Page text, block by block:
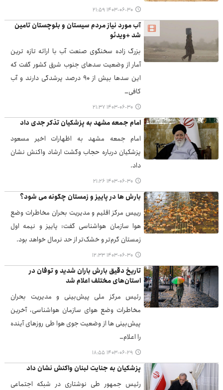
۱۴۰۳-۰۶-۳۰ ۲۱:۵۹
آب مورد نیاز مردم سیستان و بلوچستان تامین
شد +ویدئو
بزرگ زاده سخنگوی صنعت آب با ارائه تازه ترین
آمار از وضعیت سدهای جنوب شرق کشور گفت که
این سدها بیش از ۹۰ درصد پرشدگی دارند و آب
کافی…
۱۴۰۳-۰۶-۳۰ ۲۱:۳۷
امام جمعه مشهد به پزشکیان تذکر جدی داد
امام جمعه مشهد به اظهارات اخیر مسعود
پزشکیان درباره حجاب وگشت ارشاد واکنش نشان
داد.
۱۴۰۳-۰۶-۳۰ ۲۱:۲۶
بارش ها در پاییز و زمستان چگونه می شود؟
رییس مرکز اقلیم و مدیریت بحران مخاطرات وضع
هوا سازمان هواشناسی گفت: پاییز و نیمه اول
زمستان گرم‌تر و خشک‌تر از حد نرمال خواهد بود.
۱۴۰۳-۰۶-۳۰ ۱۲:۳۳
تاریخ دقیق بارش باران شدید و توفان در
استان‌های مختلف اعلام شد
رئیس مرکز ملی پیش‌بینی و مدیریت بحران
مخاطرات وضع هوای سازمان هواشناسی، آخرین
پیش‌بینی ها از وضعیت جوی هوا طی روزهای آینده
را اعلام…
۱۴۰۳-۰۶-۲۹ ۱۸:۵۵
پزشکیان به جنایت لبنان واکنش نشان داد
رئیس جمهور طی نوشتاری در شبکه اجتماعی